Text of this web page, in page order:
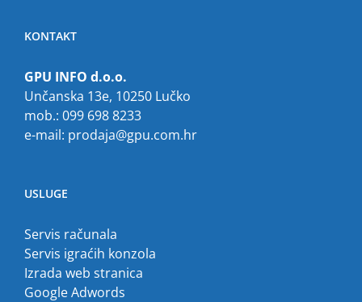
KONTAKT
GPU INFO d.o.o.
Unčanska 13e, 10250 Lučko
mob.: 099 698 8233
e-mail: prodaja@gpu.com.hr
USLUGE
Servis računala
Servis igraćih konzola
Izrada web stranica
Google Adwords